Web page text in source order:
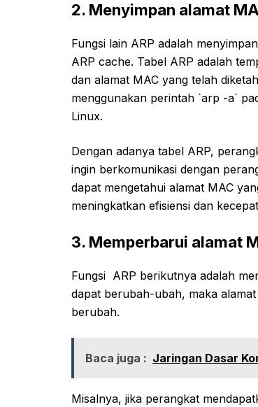
2. Menyimpan alamat
Fungsi lain ARP adalah
ARP cache. Tabel ARP adalah
dan alamat MAC yang telah
menggunakan perintah `arp -a`
Linux.
Dengan adanya tabel ARP,
ingin berkomunikasi dengan
dapat mengetahui alamat MAC
meningkatkan efisiensi dan
3. Memperbarui alamat
Fungsi ARP berikutnya adalah
dapat berubah-ubah, maka
berubah.
Baca juga : Jaringan Dasar
Misalnya, jika perangkat